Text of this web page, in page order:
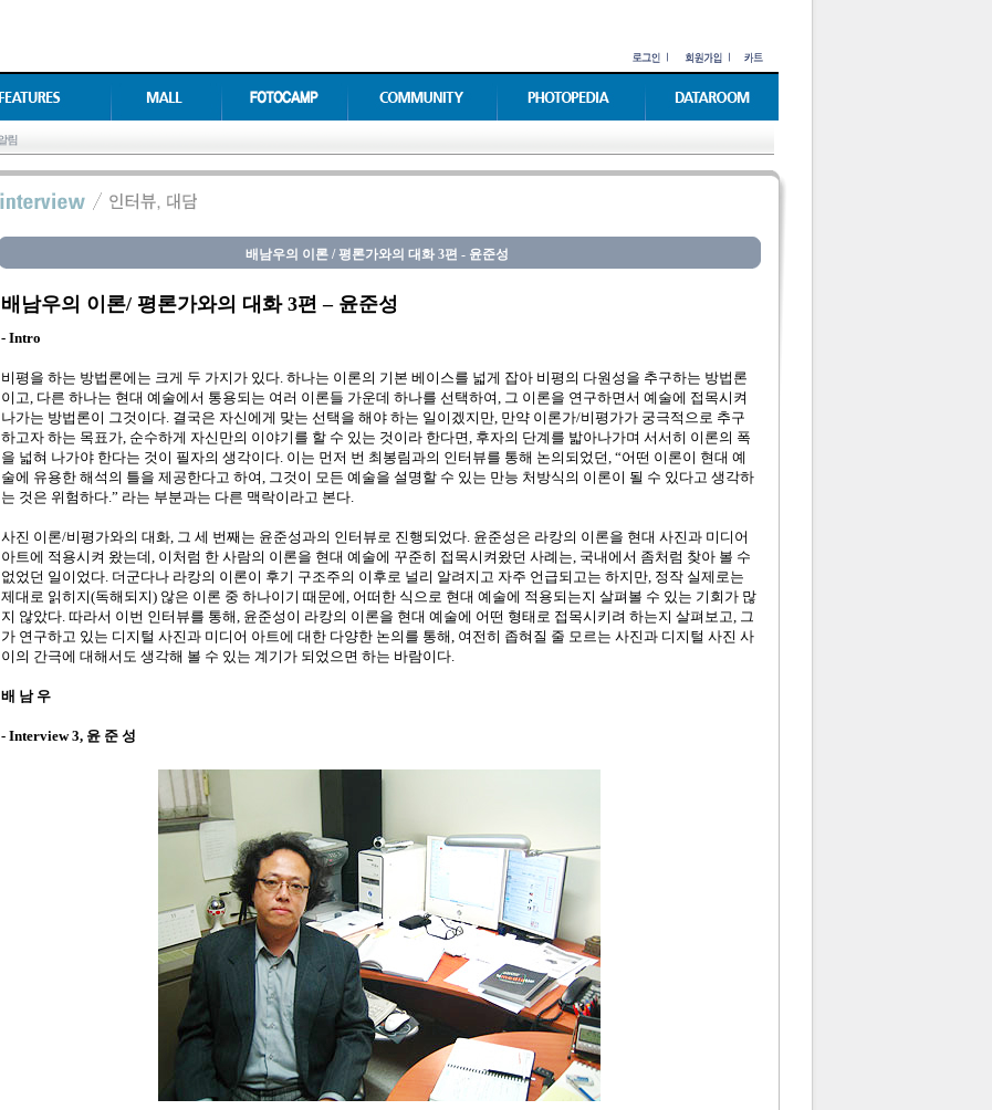
배남우의 이론 / 평론가와의 대화 3편 - 윤준성
배 남우의 이론/ 평론가와의 대화 3편– 윤준성
- Intro
비평을 하는 방법론에는 크게 두 가지가 있다. 하나는 이론의 기본 베이스를 넓게 잡아 비평의 다원성을 추구하는 방법론
이고, 다른 하나는 현대 예술에서 통용되는 여러 이론들 가운데 하나를 선택하여, 그 이론을 연구하면서 예술에 접목시켜
나가는 방법론이 그것이다. 결국은 자신에게 맞는 선택을 해야 하는 일이겠지만, 만약 이론가/비평가가 궁극적으로 추구
하고자 하는 목표가, 순수하게 자신만의 이야기를 할 수 있는 것이라 한다면, 후자의 단계를 밟아나가며 서서히 이론의 폭
을 넓혀 나가야 한다는 것이 필자의 생각이다. 이는 먼저 번 최봉림과의 인터뷰를 통해 논의되었던, “어떤 이론이 현대 예
술에 유용한 해석의 틀을 제공한다고 하여, 그것이 모든 예술을 설명할 수 있는 만능 처방식의 이론이 될 수 있다고 생각하
는 것은 위험하다.” 라는 부분과는 다른 맥락이라고 본다.
사진 이론/비평가와의 대화, 그 세 번째는 윤준성과의 인터뷰로 진행되었다. 윤준성은 라캉의 이론을 현대 사진과 미디어
아트에 적용시켜 왔는데, 이처럼 한 사람의 이론을 현대 예술에 꾸준히 접목시켜왔던 사례는, 국내에서 좀처럼 찾아 볼 수
없었던 일이었다. 더군다나 라캉의 이론이 후기 구조주의 이후로 널리 알려지고 자주 언급되고는 하지만, 정작 실제로는
제대로 읽히지(독해되지) 않은 이론 중 하나이기 때문에, 어떠한 식으로 현대 예술에 적용되는지 살펴볼 수 있는 기회가 많
지 않았다. 따라서 이번 인터뷰를 통해, 윤준성이 라캉의 이론을 현대 예술에 어떤 형태로 접목시키려 하는지 살펴보고, 그
가 연구하고 있는 디지털 사진과 미디어 아트에 대한 다양한 논의를 통해, 여전히 좁혀질 줄 모르는 사진과 디지털 사진 사
이의 간극에 대해서도 생각해 볼 수 있는 계기가 되었으면 하는 바람이다.
배 남 우
- Interview 3, 윤 준 성